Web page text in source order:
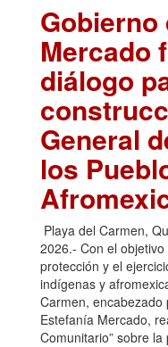
Gobierno
Mercado
diálogo
General
los
Playa del Carmen,
2026.- Con el
protección y el
indígenas y
Carmen, encabezado
Estefanía Mercado,
Comunitario” sobre la